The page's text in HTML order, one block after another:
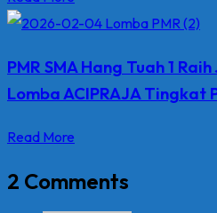
PMR SMA Hang Tuah 1
Lomba ACIPRAJA Tingkat
Read More
2 Comments